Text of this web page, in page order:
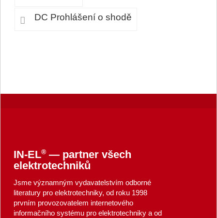
DC Prohlášení o shodě
IN-EL®— partner všech
elektrotechniků
Jsme významným vydavatelstvím odborné
literatury pro elektrotechniky, od roku 1998
prvním provozovatelem internetového
informačního systému pro elektrotechniky a od